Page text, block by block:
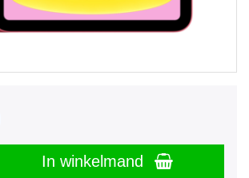
In winkelmand